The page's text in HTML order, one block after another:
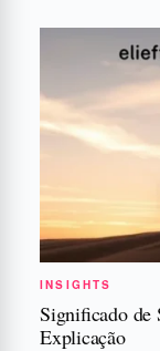
INSIGHTS
Significado de
Explicação